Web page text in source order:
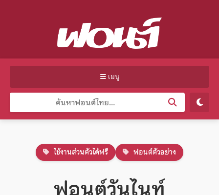
เมนู
ใช้งานส่วนตัวได้ฟรี ฟอนต์ตัวอย่าง